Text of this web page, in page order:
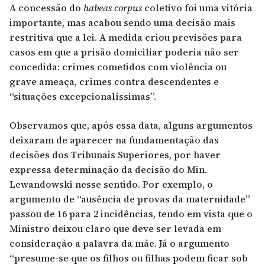
A concessão do habeas corpuscoletivo foi uma vitória
importante, mas acabou sendo uma decisão mais
restritiva que a lei. A medida criou previsões para
casos em que a prisão domiciliar poderia não ser
concedida: crimes cometidos com violência ou
grave ameaça, crimes contra descendentes e
“situações excepcionalíssimas”.
Observamos que, após essa data, alguns argumentos
deixaram de aparecer na fundamentação das
decisões dos Tribunais Superiores, por haver
expressa determinação da decisão do Min.
Lewandowski nesse sentido. Por exemplo, o
argumento de “ausência de provas da maternidade”
passou de 16 para 2 incidências, tendo em vista que o
Ministro deixou claro que deve ser levada em
consideração a palavra da mãe. Já o argumento
“presume-se que os filhos ou filhas podem ficar sob